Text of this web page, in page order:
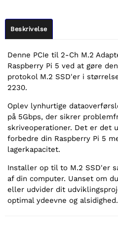
Beskrivelse
Denne PCIe til 2-Ch M.2
Raspberry Pi 5 ved at gøre
protokol M.2 SSD'er i
2230.
Oplev lynhurtige
på 5Gbps, der sikrer
skriveoperationer. Det er det
forbedre din Raspberry Pi 5
lagerkapacitet.
Installer op til to M.2 SSD'er
af din computer. Uanset om
eller udvider dit
optimal ydeevne og alsidighed.